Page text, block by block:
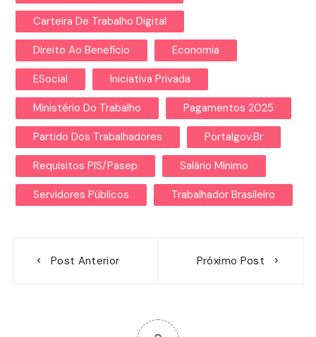
Carteira De Trabalho Digital
Direito Ao Benefício Economia
ESocial Iniciativa Privada
Ministério Do Trabalho Pagamentos 2025
Partido Dos Trabalhadores Portalgov.br
Requisitos PIS/Pasep Salário Mínimo
Servidores Públicos Trabalhador Brasileiro
Post Anterior Próximo Post